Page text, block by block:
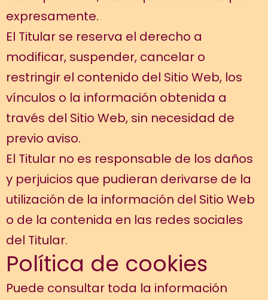
expresamente.
El Titular se reserva el derecho a
modificar, suspender, cancelar o
restringir el contenido del Sitio Web, los
vínculos o la información obtenida a
través del Sitio Web, sin necesidad de
previo aviso.
El Titular no es responsable de los daños
y perjuicios que pudieran derivarse de la
utilización de la información del Sitio Web
o de la contenida en las redes sociales
del Titular.
Política de cookies
Puede consultar toda la información